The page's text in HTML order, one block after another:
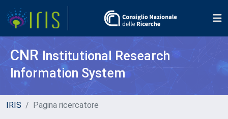
CNR Institutional Research
Information System
IRIS Pagina ricercatore